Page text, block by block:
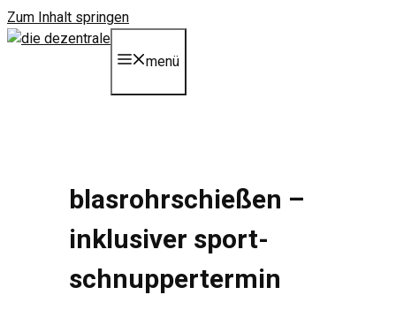
Zum Inhalt springen
menü
blasrohrschießen –
inklusiver sport-
schnuppertermin